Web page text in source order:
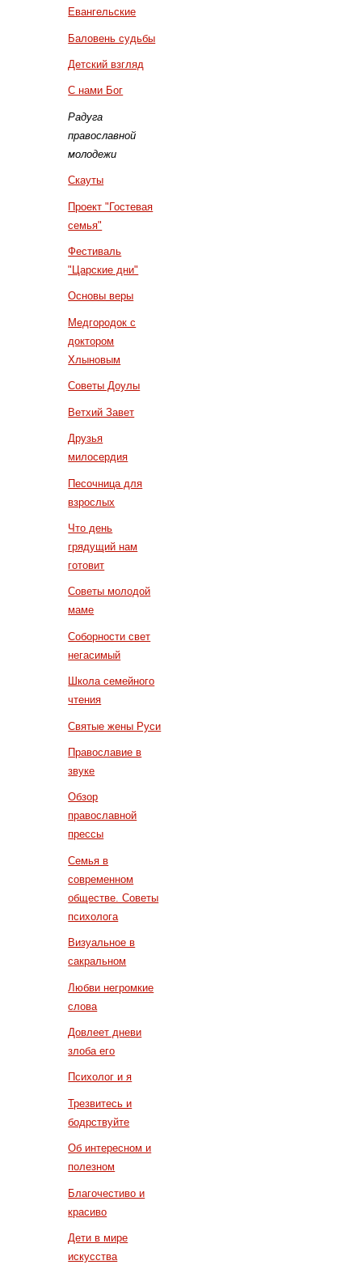
Евангельские
Баловень судьбы
Детский взгляд
С нами Бог
Радуга
православной
молодежи
Скауты
Проект "Гостевая
семья"
Фестиваль
"Царские дни"
Основы веры
Медгородок с
доктором
Хлыновым
Советы Доулы
Ветхий Завет
Друзья
милосердия
Песочница для
взрослых
Что день
грядущий нам
готовит
Советы молодой
маме
Соборности свет
негасимый
Школа семейного
чтения
Святые жены Руси
Православие в
звуке
Обзор
православной
прессы
Семья в
современном
обществе. Советы
психолога
Визуальное в
сакральном
Любви негромкие
слова
Довлеет дневи
злоба его
Психолог и я
Трезвитесь и
бодрствуйте
Об интересном и
полезном
Благочестиво и
красиво
Дети в мире
искусства